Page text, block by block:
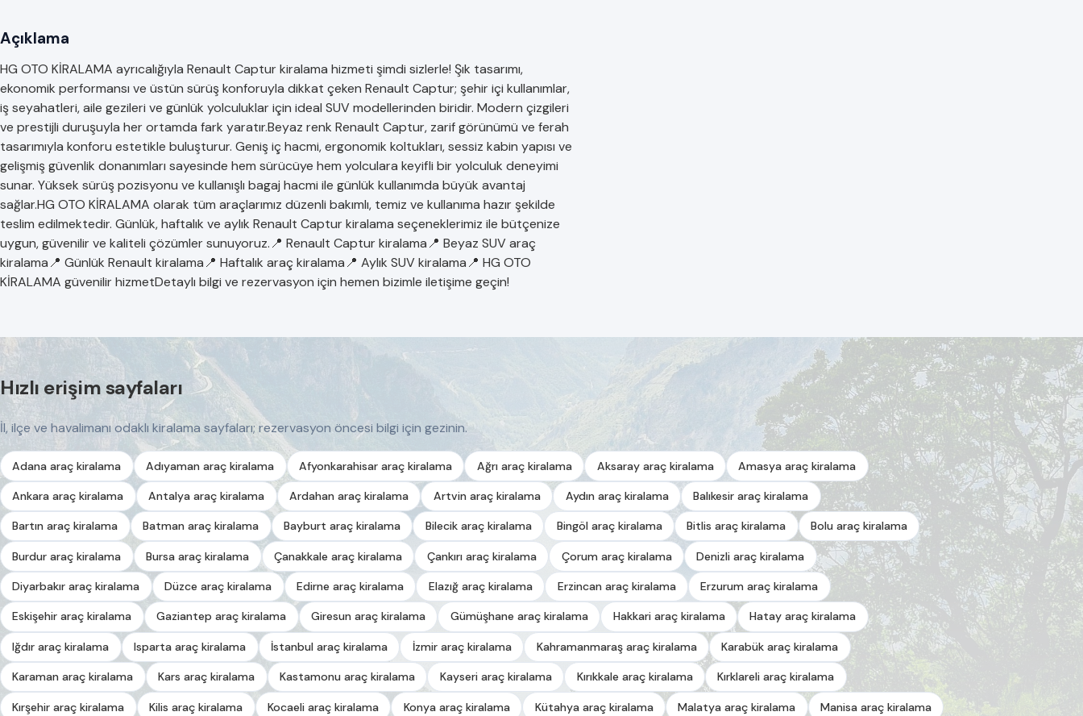
Açıklama
HG OTO KİRALAMA ayrıcalığıyla Renault Captur kiralama hizmeti şimdi sizlerle! Şık tasarımı,
ekonomik performansı ve üstün sürüş konforuyla dikkat çeken Renault Captur; şehir içi kullanımlar,
iş seyahatleri, aile gezileri ve günlük yolculuklar için ideal SUV modellerinden biridir. Modern çizgileri
ve prestijli duruşuyla her ortamda fark yaratır.Beyaz renk Renault Captur, zarif görünümü ve ferah
tasarımıyla konforu estetikle buluşturur. Geniş iç hacmi, ergonomik koltukları, sessiz kabin yapısı ve
gelişmiş güvenlik donanımları sayesinde hem sürücüye hem yolculara keyifli bir yolculuk deneyimi
sunar. Yüksek sürüş pozisyonu ve kullanışlı bagaj hacmi ile günlük kullanımda büyük avantaj
sağlar.HG OTO KİRALAMA olarak tüm araçlarımız düzenli bakımlı, temiz ve kullanıma hazır şekilde
teslim edilmektedir. Günlük, haftalık ve aylık Renault Captur kiralama seçeneklerimiz ile bütçenize
uygun, güvenilir ve kaliteli çözümler sunuyoruz.📍 Renault Captur kiralama📍 Beyaz SUV araç
kiralama📍 Günlük Renault kiralama📍 Haftalık araç kiralama📍 Aylık SUV kiralama📍 HG OTO
KİRALAMA güvenilir hizmetDetaylı bilgi ve rezervasyon için hemen bizimle iletişime geçin!
Hızlı erişim sayfaları
İl, ilçe ve havalimanı odaklı kiralama sayfaları; rezervasyon öncesi bilgi için gezinin.
Adana araç kiralama Adıyaman araç kiralama Afyonkarahisar araç kiralama Ağrı araç kiralama Aksaray araç kiralama Amasya araç kiralama
Ankara araç kiralama Antalya araç kiralama Ardahan araç kiralama Artvin araç kiralama Aydın araç kiralama Balıkesir araç kiralama
Bartın araç kiralama Batman araç kiralama Bayburt araç kiralama Bilecik araç kiralama Bingöl araç kiralama Bitlis araç kiralama Bolu araç kiralama
Burdur araç kiralama Bursa araç kiralama Çanakkale araç kiralama Çankırı araç kiralama Çorum araç kiralama Denizli araç kiralama
Diyarbakır araç kiralama Düzce araç kiralama Edirne araç kiralama Elazığ araç kiralama Erzincan araç kiralama Erzurum araç kiralama
Eskişehir araç kiralama Gaziantep araç kiralama Giresun araç kiralama Gümüşhane araç kiralama Hakkari araç kiralama Hatay araç kiralama
Iğdır araç kiralama Isparta araç kiralama İstanbul araç kiralama İzmir araç kiralama Kahramanmaraş araç kiralama Karabük araç kiralama
Karaman araç kiralama Kars araç kiralama Kastamonu araç kiralama Kayseri araç kiralama Kırıkkale araç kiralama Kırklareli araç kiralama
Kırşehir araç kiralama Kilis araç kiralama Kocaeli araç kiralama Konya araç kiralama Kütahya araç kiralama Malatya araç kiralama Manisa araç kiralama